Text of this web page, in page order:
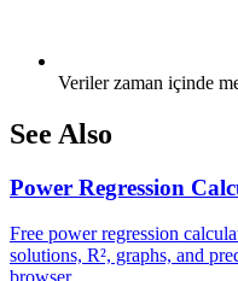
Veriler zaman içinde
See Also
Power Regression
Free power regression
solutions, R², graphs, and